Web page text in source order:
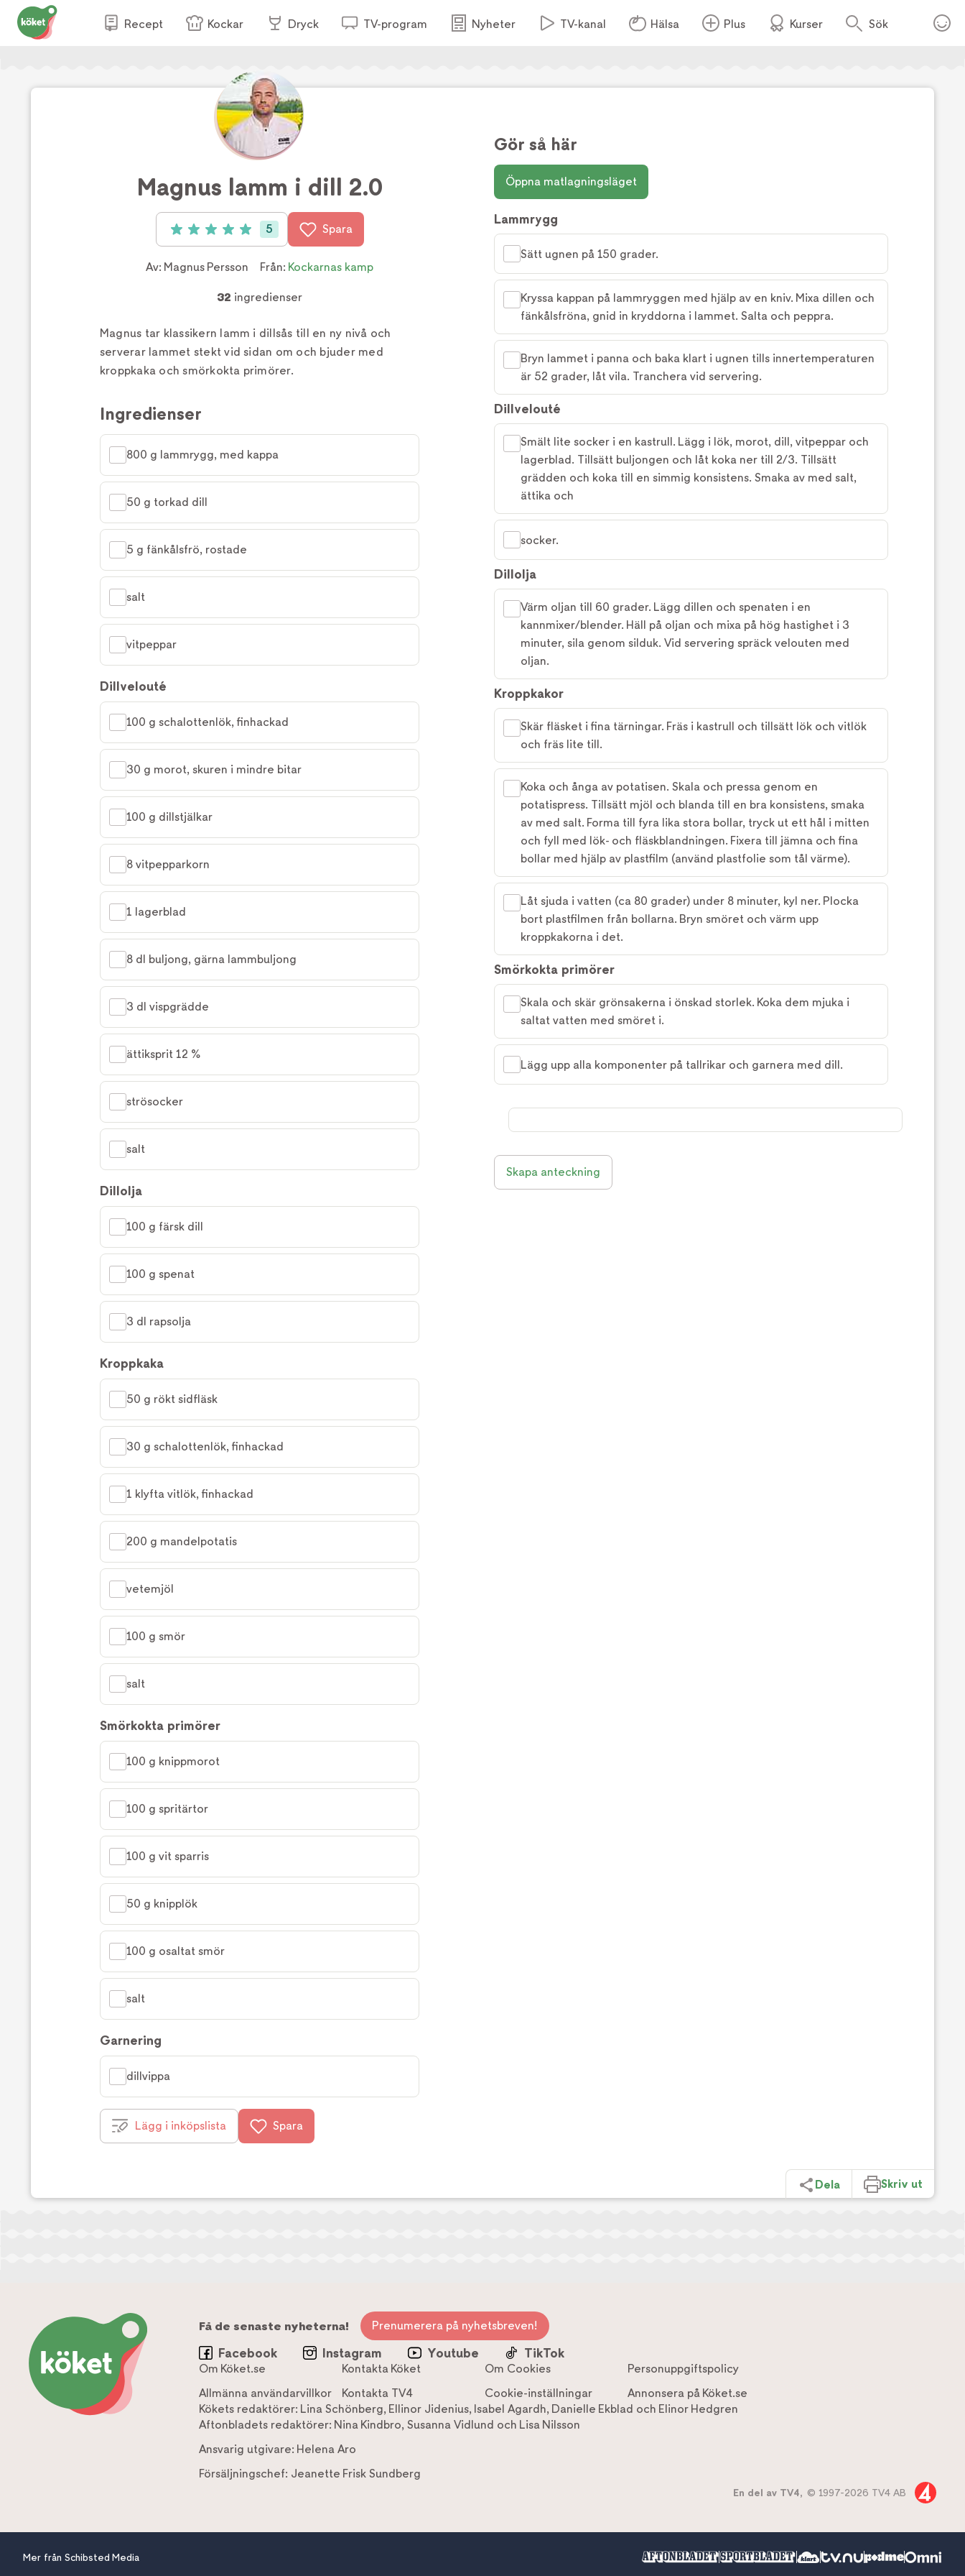
Recept Kockar Dryck TV-program Nyheter TV-kanal Hälsa Plus Kurser Sök
Foto:TV4
Magnus lamm i dill 2.0
Betyg: 5 av 5 (5 röster)
5 Spara
Av: Magnus Persson Från: Kockarnas kamp
32 ingredienser
Magnus tar klassikern lamm i dillsås till en ny nivå och
serverar lammet stekt vid sidan om och bjuder med
kroppkaka och smörkokta primörer.
Ingredienser
800 g lammrygg, med kappa
50 g torkad dill
5 g fänkålsfrö, rostade
salt
vitpeppar
Dillvelouté
100 g schalottenlök, finhackad
30 g morot, skuren i mindre bitar
100 g dillstjälkar
8 vitpepparkorn
1 lagerblad
8 dl buljong, gärna lammbuljong
3 dl vispgrädde
ättiksprit 12 %
strösocker
salt
Dillolja
100 g färsk dill
100 g spenat
3 dl rapsolja
Kroppkaka
50 g rökt sidfläsk
30 g schalottenlök, finhackad
1 klyfta vitlök, finhackad
200 g mandelpotatis
vetemjöl
100 g smör
salt
Smörkokta primörer
100 g knippmorot
100 g spritärtor
100 g vit sparris
50 g knipplök
100 g osaltat smör
salt
Garnering
dillvippa
Lägg i inköpslista Spara
Gör så här
Öppna matlagningsläget
Lammrygg
Sätt ugnen på 150 grader.
Kryssa kappan på lammryggen med hjälp av en kniv. Mixa dillen och
fänkålsfröna, gnid in kryddorna i lammet. Salta och peppra.
Bryn lammet i panna och baka klart i ugnen tills innertemperaturen
är 52 grader, låt vila. Tranchera vid servering.
Dillvelouté
Smält lite socker i en kastrull. Lägg i lök, morot, dill, vitpeppar och
lagerblad. Tillsätt buljongen och låt koka ner till 2/3. Tillsätt
grädden och koka till en simmig konsistens. Smaka av med salt,
ättika och
socker.
Dillolja
Värm oljan till 60 grader. Lägg dillen och spenaten i en
kannmixer/blender. Häll på oljan och mixa på hög hastighet i 3
minuter, sila genom silduk. Vid servering spräck velouten med
oljan.
Kroppkakor
Skär fläsket i fina tärningar. Fräs i kastrull och tillsätt lök och vitlök
och fräs lite till.
Koka och ånga av potatisen. Skala och pressa genom en
potatispress. Tillsätt mjöl och blanda till en bra konsistens, smaka
av med salt. Forma till fyra lika stora bollar, tryck ut ett hål i mitten
och fyll med lök- och fläskblandningen. Fixera till jämna och fina
bollar med hjälp av plastfilm (använd plastfolie som tål värme).
Låt sjuda i vatten (ca 80 grader) under 8 minuter, kyl ner. Plocka
bort plastfilmen från bollarna. Bryn smöret och värm upp
kroppkakorna i det.
Smörkokta primörer
Skala och skär grönsakerna i önskad storlek. Koka dem mjuka i
saltat vatten med smöret i.
Lägg upp alla komponenter på tallrikar och garnera med dill.
Skapa anteckning
Dela Skriv ut
Få de senaste nyheterna! Prenumerera på nyhetsbreven!
Facebook Instagram Youtube TikTok
Om Köket.se Kontakta Köket Om Cookies
Personuppgiftspolicy
Allmänna användarvillkor
Kontakta TV4 Cookie-inställningar
Annonsera på Köket.se
Kökets redaktörer: Lina Schönberg, Ellinor Jidenius, Isabel Agardh, Danielle Ekblad och Elinor Hedgren
Aftonbladets redaktörer: Nina Kindbro, Susanna Vidlund och Lisa Nilsson
Ansvarig utgivare: Helena Aro
Försäljningschef: Jeanette Frisk Sundberg
En del av TV4, © 1997-2026 TV4 AB
Mer från Schibsted Media